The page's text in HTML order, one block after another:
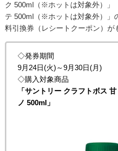
ク 500ml（ ※ホットは対象外） 」
テ 500ml（ ※ホットは対象外） 」
料引換券 （レシートクーポン） が
◇発券期間
9月24日(火)～9月30日(月)
◇購入対象商品
「サントリー クラフトボス
ノ 500ml」